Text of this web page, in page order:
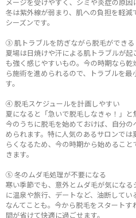
冬は紫外線が弱まり、肌への負担を軽減
シーズンです。
③ 肌トラブルを防ぎながら脱毛ができる
夏場は日焼けや汗による肌トラブルが
も強く感じやすいもの。今の時期なら
ら施術を進められるので、トラブルを
す。
④ 脱毛スケジュールを計画しやすい
夏になると「急いで脱毛しなきゃ！」と
今のうちに脱毛を始めておけば、自分
められます。特に人気のあるサロンで
らくなるため、今の時期から始めるこ
きます。
⑤ 冬のムダ毛処理が不要になる
寒い季節でも、意外とムダ毛が気にな
に温泉や旅行、デートなど、油断してい
なんてことも。今から脱毛をスタート
間が省けて快適に過ごせます。